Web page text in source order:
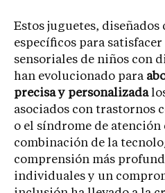
Estos juguetes, diseñados
específicos para satisfacer
sensoriales de niños con
han evolucionado para
precisa y personalizada
asociados con trastornos
o el síndrome de
combinación de la
comprensión más
individuales y un